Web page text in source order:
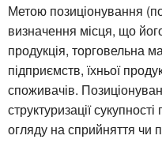
Метою позиціонування
визначення місця, що
продукція, торговельна
підприємств, їхньої
споживачів.
структуризації
огляду на сприйняття чи